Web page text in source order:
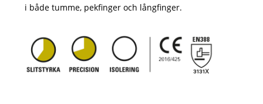
i både tumme, pekfinger och långfinger.